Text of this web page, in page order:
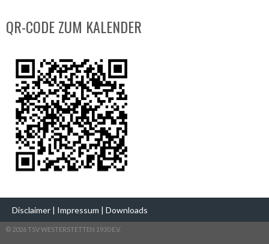
QR-CODE ZUM KALENDER
Disclaimer | Impressum | Downloads
© 2026 TSV WESTERSTETTEN 1930 E.V.